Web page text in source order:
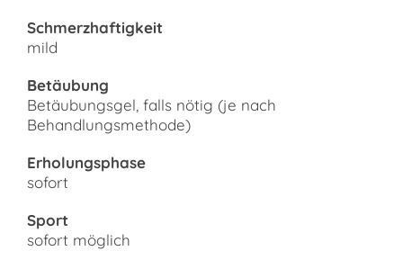
Schmerzhaftigkeit
mild
Betäubung
Betäubungsgel, falls nötig (je nach
Behandlungsmethode)
Erholungsphase
sofort
Sport
sofort möglich